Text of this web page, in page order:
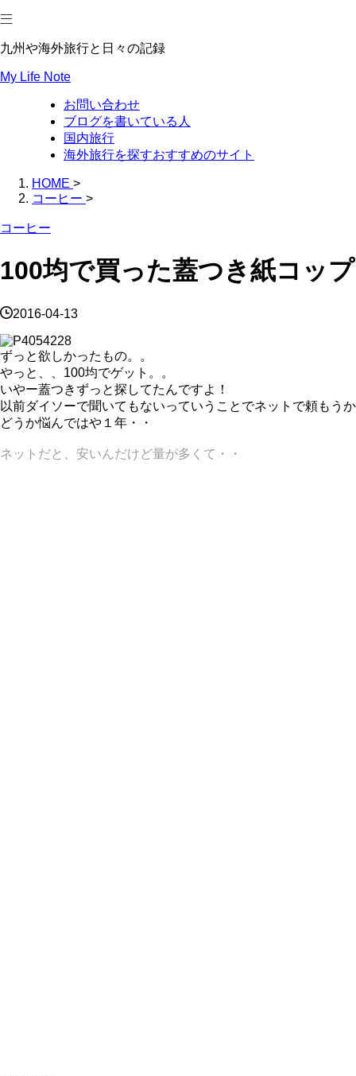
九州や海外旅行と日々の記録
My Life Note
お問い合わせ
ブログを書いている人
国内旅行
海外旅行を探すおすすめのサイト
HOME >
コーヒー >
コーヒー
100均で買った蓋つき紙コップ
2016-04-13
ずっと欲しかったもの。。
やっと、、100均でゲット。。
いやー蓋つきずっと探してたんですよ！
以前ダイソーで聞いてもないっていうことでネットで頼もうか
どうか悩んではや１年・・
ネットだと、安いんだけど量が多くて・・